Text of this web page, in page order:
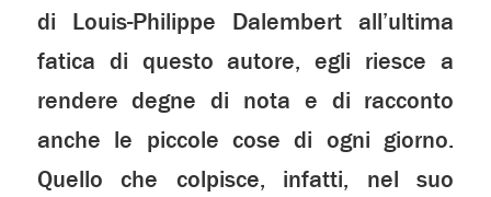
di Louis-Philippe Dalembert all’ultima
fatica di questo autore, egli riesce a
rendere degne di nota e di racconto
anche le piccole cose di ogni giorno.
Quello che colpisce, infatti, nel suo